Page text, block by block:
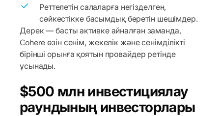
Реттелетін салаларға негізделген,
сәйкестікке басымдық беретін шешімдер.
Дерек — басты активке айналған заманда,
Cohere өзін сенім, жекелік және сенімділікті
бірінші орынға қоятын провайдер ретінде
ұсынады.
$500 млн инвестициялау
раундының инвесторлары